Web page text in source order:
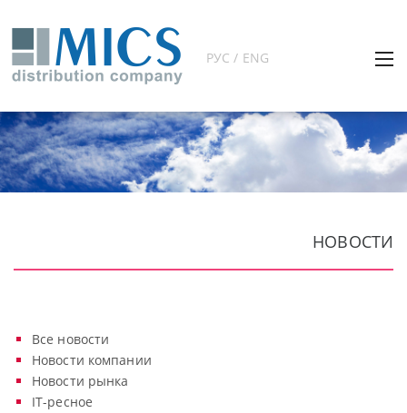
РУС / ENG
НОВОСТИ
Все новости
Новости компании
Новости рынка
IT-ресное